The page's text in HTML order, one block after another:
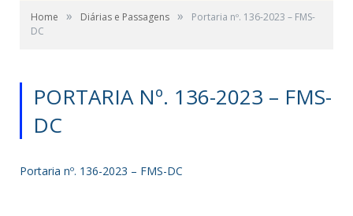
Home » Diárias e Passagens »
Portaria nº. 136-2023 – FMS-
DC
PORTARIA Nº. 136-2023 – FMS-
DC
Portaria nº. 136-2023 – FMS-DC